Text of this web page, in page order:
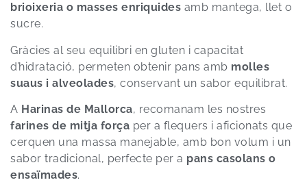
brioixeria o masses enriquides amb mantega, llet o
sucre.
Gràcies al seu equilibri en gluten i capacitat
d’hidratació, permeten obtenir pans amb molles
suaus i alveolades, conservant un sabor equilibrat.
A Harinas de Mallorca, recomanam les nostres
farines de mitja força per a flequers i aficionats que
cerquen una massa manejable, amb bon volum i un
sabor tradicional, perfecte per a pans casolans o
ensaïmades.